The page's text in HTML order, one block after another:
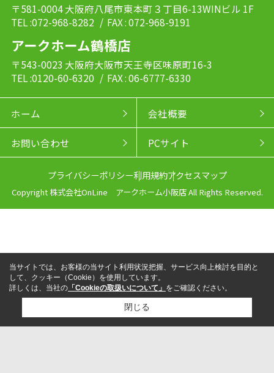
〒581-0004 大阪府八尾市東本町３丁目6-13WINビル 1F
TEL :072-968-8282 / FAX : 072-968-9191
アークホーム鶴橋店
〒543-0023 大阪府大阪市天王寺区味原町16-3
TEL :0120-60-6320 / FAX : 06-6777-6330
ホーム 会社概要
お問い合わせ PCサイト
プライバシーポリシー利用規約アクセスマップ
Copyright 株式会社OnLine アークホーム小阪店 All Rights Reserved.
LINEからお問い合わせ
当サイトでは、お客様の当サイト利用状況把握、サービス向上検討を目的と
して、クッキー（Cookie）を使用しています。
詳しくは、当社の 「Cookieの取扱いについて」 をご確認ください。
閉じる